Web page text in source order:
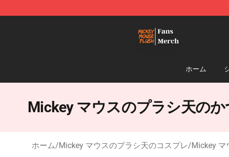
ホーム
Mickey マウスのプラシ天の
ホーム/Mickey マウスのプラシ天のコスプレ/Mickey マ